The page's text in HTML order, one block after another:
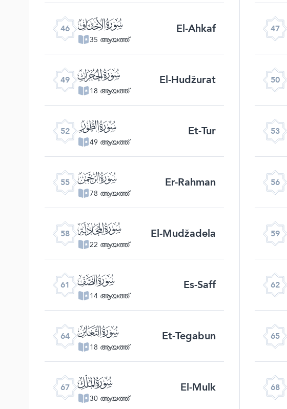
46 ﯛ
35 ആയത്ത്
El-Ahkaf 47
49 ﯞ
18 ആയത്ത്
El-Hudžurat 50
52 ﯡ
49 ആയത്ത്
Et-Tur 53
55 ﯤ
78 ആയത്ത്
Er-Rahman 56
58 ﯧ
22 ആയത്ത്
El-Mudžadela 59
61 ﯪ
14 ആയത്ത്
Es-Saff 62
64 ﯭ
18 ആയത്ത്
Et-Tegabun 65
67 ﯰ
30 ആയത്ത്
El-Mulk 68